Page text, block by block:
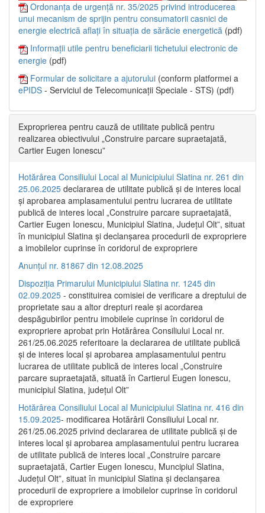
Ordonanța de urgență nr. 35/2025 privind introducerea
unui mecanism de sprijin pentru consumatorii casnici de
energie electrică aflați în situația de sărăcie energetică (pdf)
Informații utile pentru beneficiarii tichetului electronic de
energie (pdf)
Formular de solicitare a ajutorului (conform platformei a
ePIDS - Serviciul de Telecomunicații Speciale - STS) (pdf)
Exproprierea pentru cauză de utilitate publică pentru
realizarea obiectivului „Construire parcare supraetajată,
Cartier Eugen Ionescu”
Hotărârea Consiliului Local al Municipiului Slatina nr. 261 din
25.06.2025 declararea de utilitate publică și de interes local
și aprobarea amplasamentului pentru lucrarea de utilitate
publică de interes local „Construire parcare supraetajată,
Cartier Eugen Ionescu, Municipiul Slatina, Județul Olt”, situat
în municipiul Slatina și declanșarea procedurii de expropriere
a imobilelor cuprinse în coridorul de expropriere
Anunțul nr. 81867 din 12.08.2025
Dispoziția Primarului Municipiului Slatina nr. 1245 din
02.09.2025 - constituirea comisiei de verificare a dreptului de
proprietate sau a altor drepturi reale și acordarea
despăgubirilor pentru imobilele cuprinse în coridorul de
expropriere aprobat prin Hotărârea Consiliului Local nr.
261/25.06.2025 referitoare la declararea de utilitate publică
și de interes local și aprobarea amplasamentului pentru
lucrarea de utilitate publică de interes local „Construire
parcare supraetajată, situată în Cartierul Eugen Ionescu,
municipiul Slatina, județul Olt”
Hotărârea Consiliului Local al Municipiului Slatina nr. 416 din
15.09.2025- modificarea Hotărârii Consiliului Local nr.
261/25.06.2025 privind declararea de utilitate publică și de
interes local și aprobarea amplasamentului pentru lucrarea
de utilitate publică de interes local „Construire parcare
supraetajată, Cartier Eugen Ionescu, Muncipiul Slatina,
Județul Olt”, situat în municipiul Slatina și declanșarea
procedurii de expropriere a imobilelor cuprinse în coridorul
de expropriere